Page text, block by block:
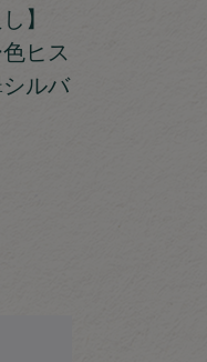
】
ヒス
ルバ